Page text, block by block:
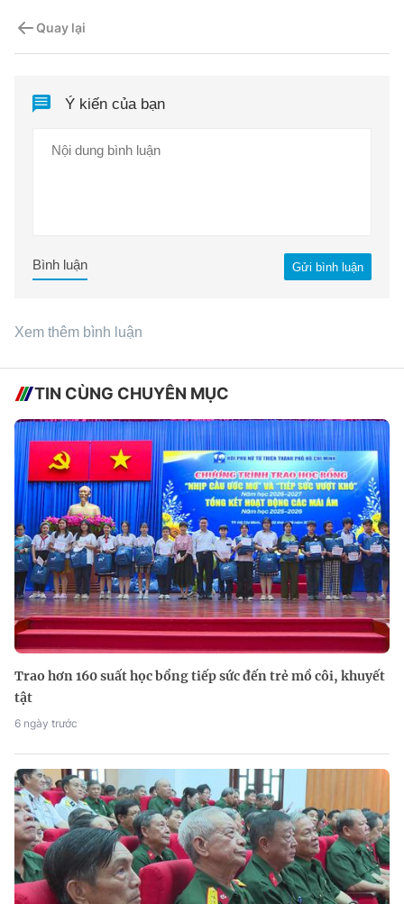
Quay lại
Ý kiến của bạn
Gửi bình luận
Bình luận
Xem thêm bình luận
TIN CÙNG CHUYÊN MỤC
Trao hơn 160 suất học bổng tiếp sức đến trẻ mồ côi, khuyết
tật
6 ngày trước